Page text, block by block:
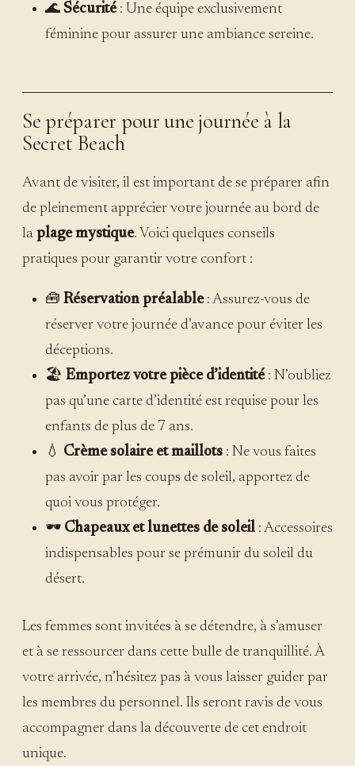
🌊 Sécurité: Une équipe exclusivement
féminine pour assurer une ambiance sereine.
Se préparer pour une journée à la
Secret Beach
Avant de visiter, il est important de se préparer afin
de pleinement apprécier votre journée au bord de
la plage mystique. Voici quelques conseils
pratiques pour garantir votre confort :
🧰 Réservation préalable: Assurez-vous de
réserver votre journée d’avance pour éviter les
déceptions.
🏖️ Emportez votre pièce d’identité: N’oubliez
pas qu’une carte d’identité est requise pour les
enfants de plus de 7 ans.
💧 Crème solaire et maillots: Ne vous faites
pas avoir par les coups de soleil, apportez de
quoi vous protéger.
🕶️ Chapeaux et lunettes de soleil: Accessoires
indispensables pour se prémunir du soleil du
désert.
Les femmes sont invitées à se détendre, à s’amuser
et à se ressourcer dans cette bulle de tranquillité. À
votre arrivée, n’hésitez pas à vous laisser guider par
les membres du personnel. Ils seront ravis de vous
accompagner dans la découverte de cet endroit
unique.